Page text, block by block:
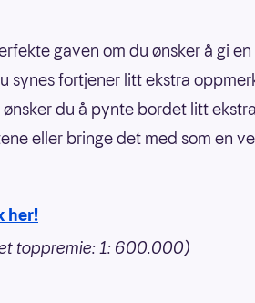
gaven om du ønsker å gi
synes fortjener litt ekstra
du å pynte bordet litt
eller bringe det med som en
her!
toppremie: 1: 600.000)